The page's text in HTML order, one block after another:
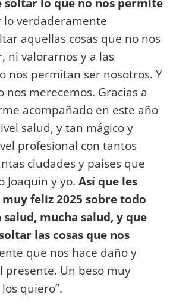
lo verdaderamente
aquellas cosas que no nos
ni valorarnos y a las
nos permitan ser nosotros. Y
nos merecemos. Gracias a
acompañado en este año
salud, y tan mágico y
profesional con tantos
ciudades y países que
Joaquín y yo. Así que les
feliz 2025 sobre todo
mucha salud, y que
las cosas que nos
que nos hace daño y
presente. Un beso muy
quiero”.